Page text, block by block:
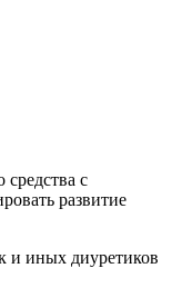
с
развитие
и иных диуретиков